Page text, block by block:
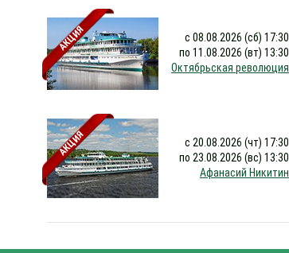
АКЦИЯ
с 08.08.2026 (сб) 17:30
по 11.08.2026 (вт) 13:30
Октябрьская революция
АКЦИЯ
с 20.08.2026 (чт) 17:30
по 23.08.2026 (вс) 13:30
Афанасий Никитин